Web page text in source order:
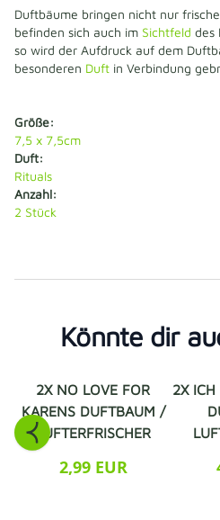
Duftbäume bringen nicht nur
befinden sich auch im Sichtfeld des
so wird der Aufdruck auf dem
besonderen Duft in Verbindung
Größe:
7,5 x 7,5cm
Duft:
Rituals
Anzahl:
2 Stück
Könnte dir
2X NO LOVE FOR
KARENS DUFTBAUM /
LUFTERFRISCHER
2,99 EUR
2X